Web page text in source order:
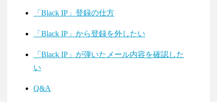
「Black IP」登録の仕方
「Black IP」から登録を外したい
「Black IP」が弾いたメール内容を確認した
い
Q&A